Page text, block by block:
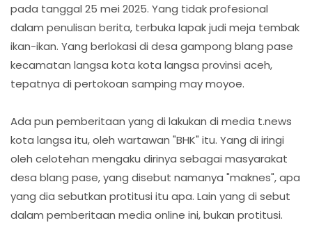
pada tanggal 25 mei 2025. Yang tidak profesional
dalam penulisan berita, terbuka lapak judi meja tembak
ikan-ikan. Yang berlokasi di desa gampong blang pase
kecamatan langsa kota kota langsa provinsi aceh,
tepatnya di pertokoan samping may moyoe.
Ada pun pemberitaan yang di lakukan di media t.news
kota langsa itu, oleh wartawan "BHK" itu. Yang di iringi
oleh celotehan mengaku dirinya sebagai masyarakat
desa blang pase, yang disebut namanya "maknes", apa
yang dia sebutkan protitusi itu apa. Lain yang di sebut
dalam pemberitaan media online ini, bukan protitusi.